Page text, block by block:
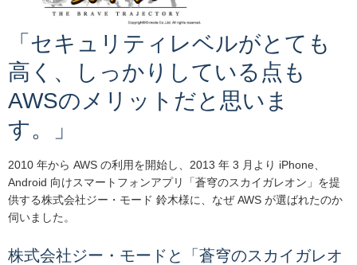
「セキュリティレベルがとても
高く、しっかりしている点も
AWSのメリットだと思いま
す。」
2010 年から AWS の利用を開始し、2013 年 3 月より iPhone、
Android 向けスマートフォンアプリ「蒼穹のスカイガレオン」を提
供する株式会社ジー・モード 鈴木様に、なぜ AWS が選ばれたのか
伺いました。
株式会社ジー・モードと「蒼穹のスカイガレオ